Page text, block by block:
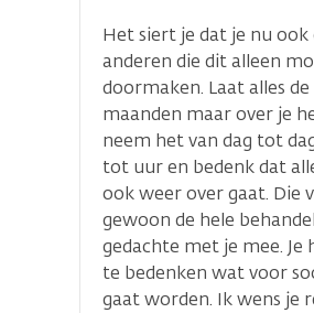
Het siert je dat je nu ook
anderen die dit alleen
doormaken. Laat alles
maanden maar over je
neem het van dag tot
tot uur en bedenk dat
ook weer over gaat. Die
gewoon de hele
gedachte met je mee. Je
te bedenken wat voor
gaat worden. Ik wens je